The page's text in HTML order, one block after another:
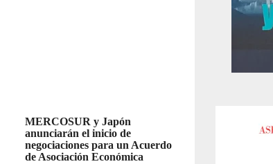
MERCOSUR y Japón
anunciarán el inicio de
negociaciones para un Acuerdo
de Asociación Económica